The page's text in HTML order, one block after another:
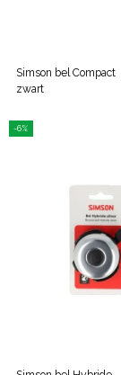
Simson bel Compact
zwart
-6%